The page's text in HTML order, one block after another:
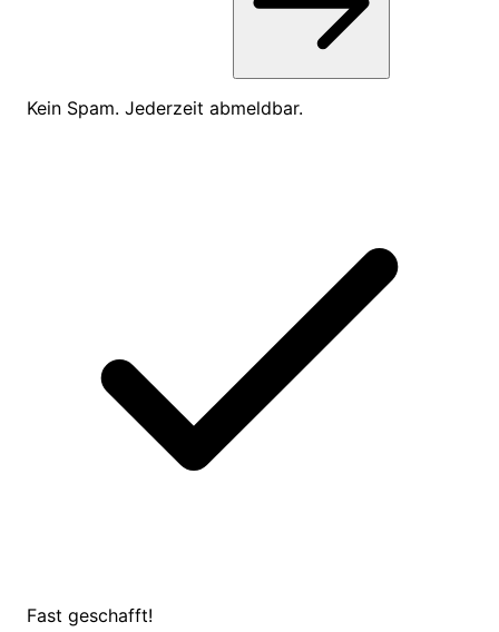
Kein Spam. Jederzeit abmeldbar.
Fast geschafft!